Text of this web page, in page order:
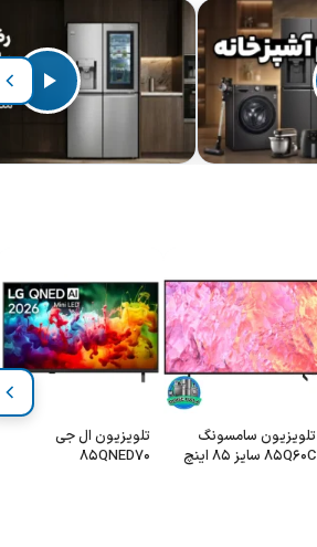
تلویزیون سامسونگ
85Q60C سایز 85 اینچ
تلویزیون ال جی
85QNED70